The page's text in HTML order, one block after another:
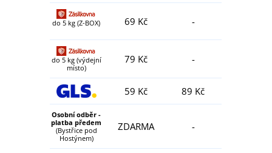
do 5 kg (Z-BOX) 69 Kč -
do 5 kg (výdejní
místo)
79 Kč -
59 Kč 89 Kč
Osobní odběr -
platba předem
(Bystřice pod
Hostýnem)
ZDARMA -